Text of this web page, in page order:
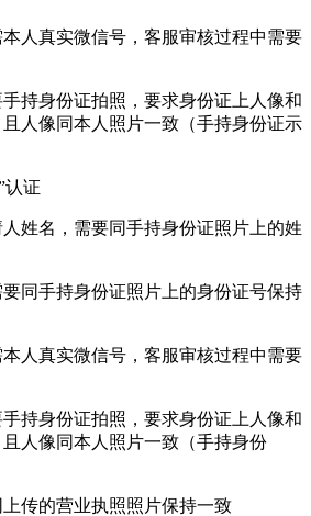
人真实微信号，客服审核过程中需要
持身份证拍照，要求身份证上人像和
人像同本人照片一致（手持身份证示
认证
姓名，需要同手持身份证照片上的姓
同手持身份证照片上的身份证号保持
人真实微信号，客服审核过程中需要
持身份证拍照，要求身份证上人像和
人像同本人照片一致（手持身份
传的营业执照照片保持一致